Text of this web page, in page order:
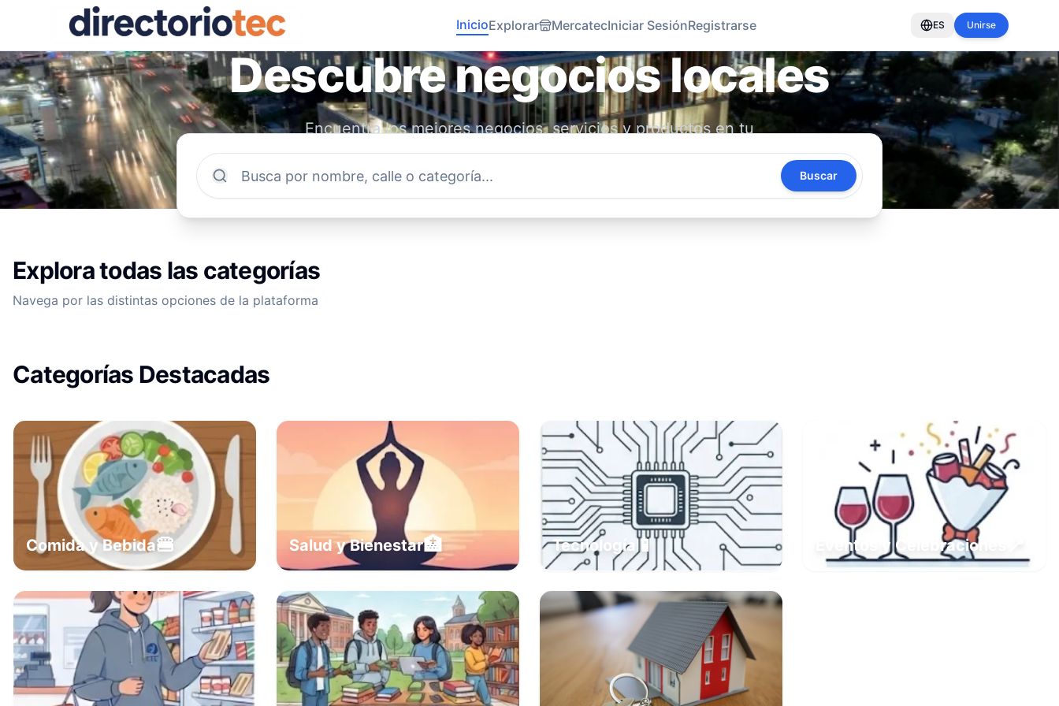
InicioExplorar MercatecIniciar SesiónRegistrarse ES Unirse
Descubre negocios locales
Encuentra los mejores negocios, servicios y productos en tu
comunidad. Conecta con emprendedores locales y apoya tu
Buscar
Explora todas las categorías
Navega por las distintas opciones de la plataforma
Categorías Destacadas
Comida y Bebida🍔 Salud y Bienestar🏥 Tecnología 📱 Eventos y Celebraciones